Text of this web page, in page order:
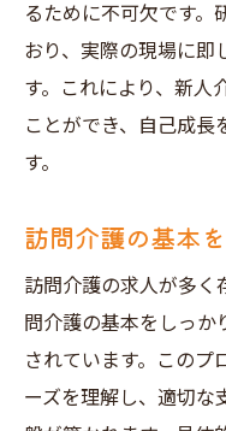
るために不可欠です。
おり、実際の現場に即
す。これにより、新人
ことができ、自己成長
す。
訪問介護の基本
訪問介護の求人が多く
問介護の基本をしっか
されています。このプ
ーズを理解し、適切な